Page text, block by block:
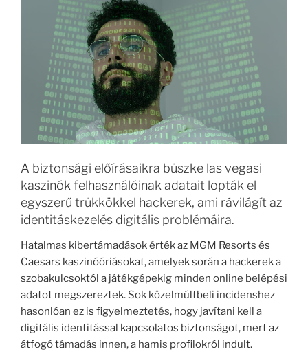
A biztonsági előírásaikra büszke las vegasi
kaszinók felhasználóinak adatait lopták el
egyszerű trükkökkel hackerek, ami rávilágít az
identitáskezelés digitális problémáira.
Hatalmas kibertámadások érték az MGM Resorts és
Caesars kaszinóóriásokat, amelyek során a hackerek a
szobakulcsoktól a játékgépekig minden online belépési
adatot megszereztek. Sok közelmúltbeli incidenshez
hasonlóan ez is figyelmeztetés, hogy javítani kell a
digitális identitással kapcsolatos biztonságot, mert az
átfogó támadás innen, a hamis profilokról indult.